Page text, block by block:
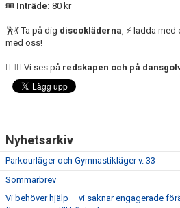
PARAGYMNASTIK
🎟️ Inträde: 80 kr
🕺💃 Ta på dig discokläderna, ⚡ ladda
med oss!
🤸‍♂️✨ Vi ses på redskapen och på
Nyhetsarkiv
Parkourläger och Gymnastikläger v. 33
Sommarbrev
Vi behöver hjälp – vi saknar engagerade